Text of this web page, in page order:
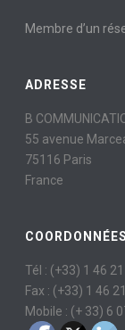
Membre d’un
ADRESSE
B
55 avenue
75116 Paris
France
COORDONNÉES
Tél : (+33) 1 46
Fax : (+33) 1 46
Mobile : (+ 33) 6